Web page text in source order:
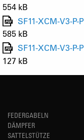
554 kB
SF11-XCM-V3-P-
585 kB
SF11-XCM-V3-P-
127 kB
FEDERGABELN
DÄMPFER
SATTELSTÜTZE